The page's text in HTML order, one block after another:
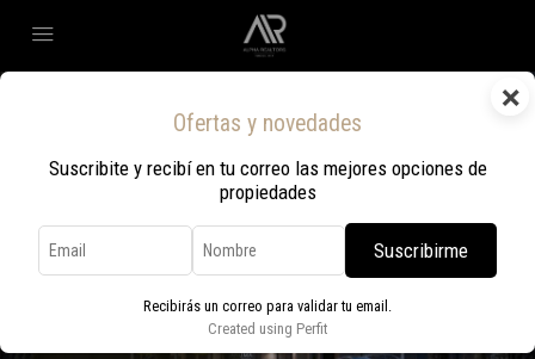
×
Ofertas y novedades
Suscribite y recibí en tu correo las mejores opciones de
propiedades
Suscribirme
Recibirás un correo para validar tu email.
Created using Perfit